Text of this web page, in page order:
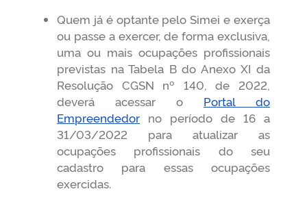
Quem já é optante pelo Simei e exerça
ou passe a exercer, de forma exclusiva,
uma ou mais ocupações profissionais
previstas na Tabela B do Anexo XI da
Resolução CGSN nº 140, de 2022,
deverá acessar o Portal do
Empreendedor no período de 16 a
31/03/2022 para atualizar as
ocupações profissionais do seu
cadastro para essas ocupações
exercidas.